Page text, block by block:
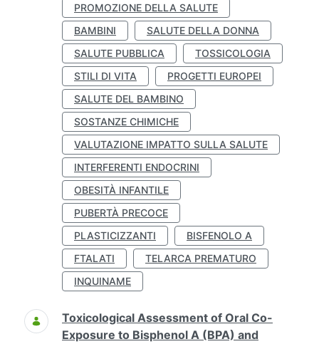
PROMOZIONE DELLA SALUTE
BAMBINI
SALUTE DELLA DONNA
SALUTE PUBBLICA
TOSSICOLOGIA
STILI DI VITA
PROGETTI EUROPEI
SALUTE DEL BAMBINO
SOSTANZE CHIMICHE
VALUTAZIONE IMPATTO SULLA SALUTE
INTERFERENTI ENDOCRINI
OBESITÀ INFANTILE
PUBERTÀ PRECOCE
PLASTICIZZANTI
BISFENOLO A
FTALATI
TELARCA PREMATURO
INQUINAME
Toxicological Assessment of Oral Co-
Exposure to Bisphenol A (BPA) and